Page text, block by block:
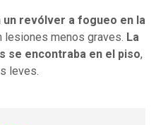
un revólver a fogueo en la
lesiones menos graves. La
se encontraba en el piso,
leves.